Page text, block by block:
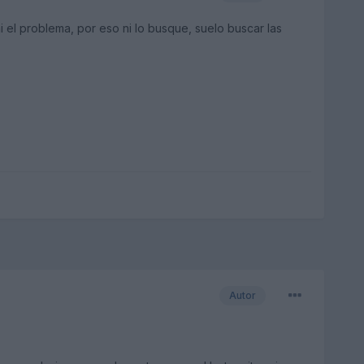
problema, por eso ni lo busque, suelo buscar las
Autor